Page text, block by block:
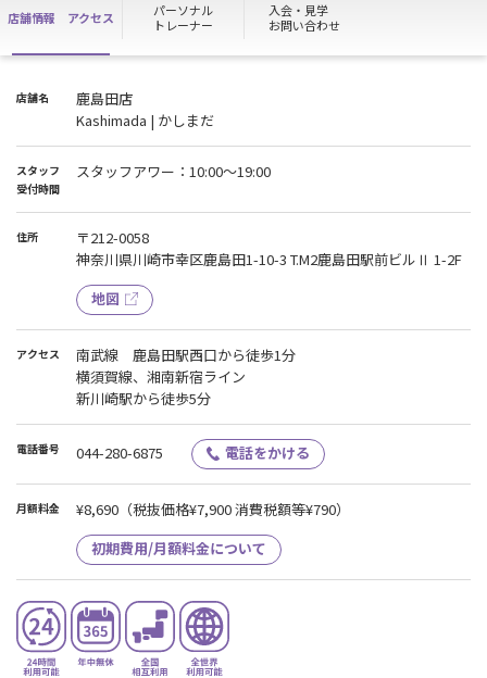
【乗換割】
他ジム退会後、1ヶ月以内に退会証明書をご提示いただくと、月会費
1ヶ月分半額!!
※上記キャンペーンは併用不可
※特典利用希望の場合は、事前WEB入会せず直接ご来店ください。
店舗情報 アクセス
パーソナル
トレーナー
入会・見学
お問い合わせ
店舗名
鹿島田店
Kashimada | かしまだ
スタッフ
受付時間
スタッフアワー：10:00～19:00
住所
〒212-0058
神奈川県川崎市幸区鹿島田1-10-3 T.M2鹿島田駅前ビルⅡ 1-2F
地図
アクセス
南武線 鹿島田駅西口から徒歩1分
横須賀線、湘南新宿ライン
新川崎駅から徒歩5分
電話番号 044-280-6875 電話をかける
月額料金 ¥8,690 （税抜価格¥7,900 消費税額等¥790）
初期費用/月額料金について